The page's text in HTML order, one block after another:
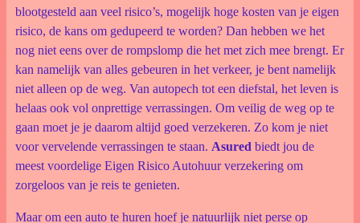
blootgesteld aan veel risico’s, mogelijk hoge kosten van je eigen
risico, de kans om gedupeerd te worden? Dan hebben we het
nog niet eens over de rompslomp die het met zich mee brengt. Er
kan namelijk van alles gebeuren in het verkeer, je bent namelijk
niet alleen op de weg. Van autopech tot een diefstal, het leven is
helaas ook vol onprettige verrassingen. Om veilig de weg op te
gaan moet je je daarom altijd goed verzekeren. Zo kom je niet
voor vervelende verrassingen te staan. Asured biedt jou de
meest voordelige Eigen Risico Autohuur verzekering om
zorgeloos van je reis te genieten.
Maar om een auto te huren hoef je natuurlijk niet perse op